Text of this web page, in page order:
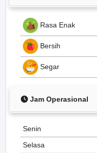
Rasa Enak
Bersih
Segar
Jam Operasional
Senin
Selasa